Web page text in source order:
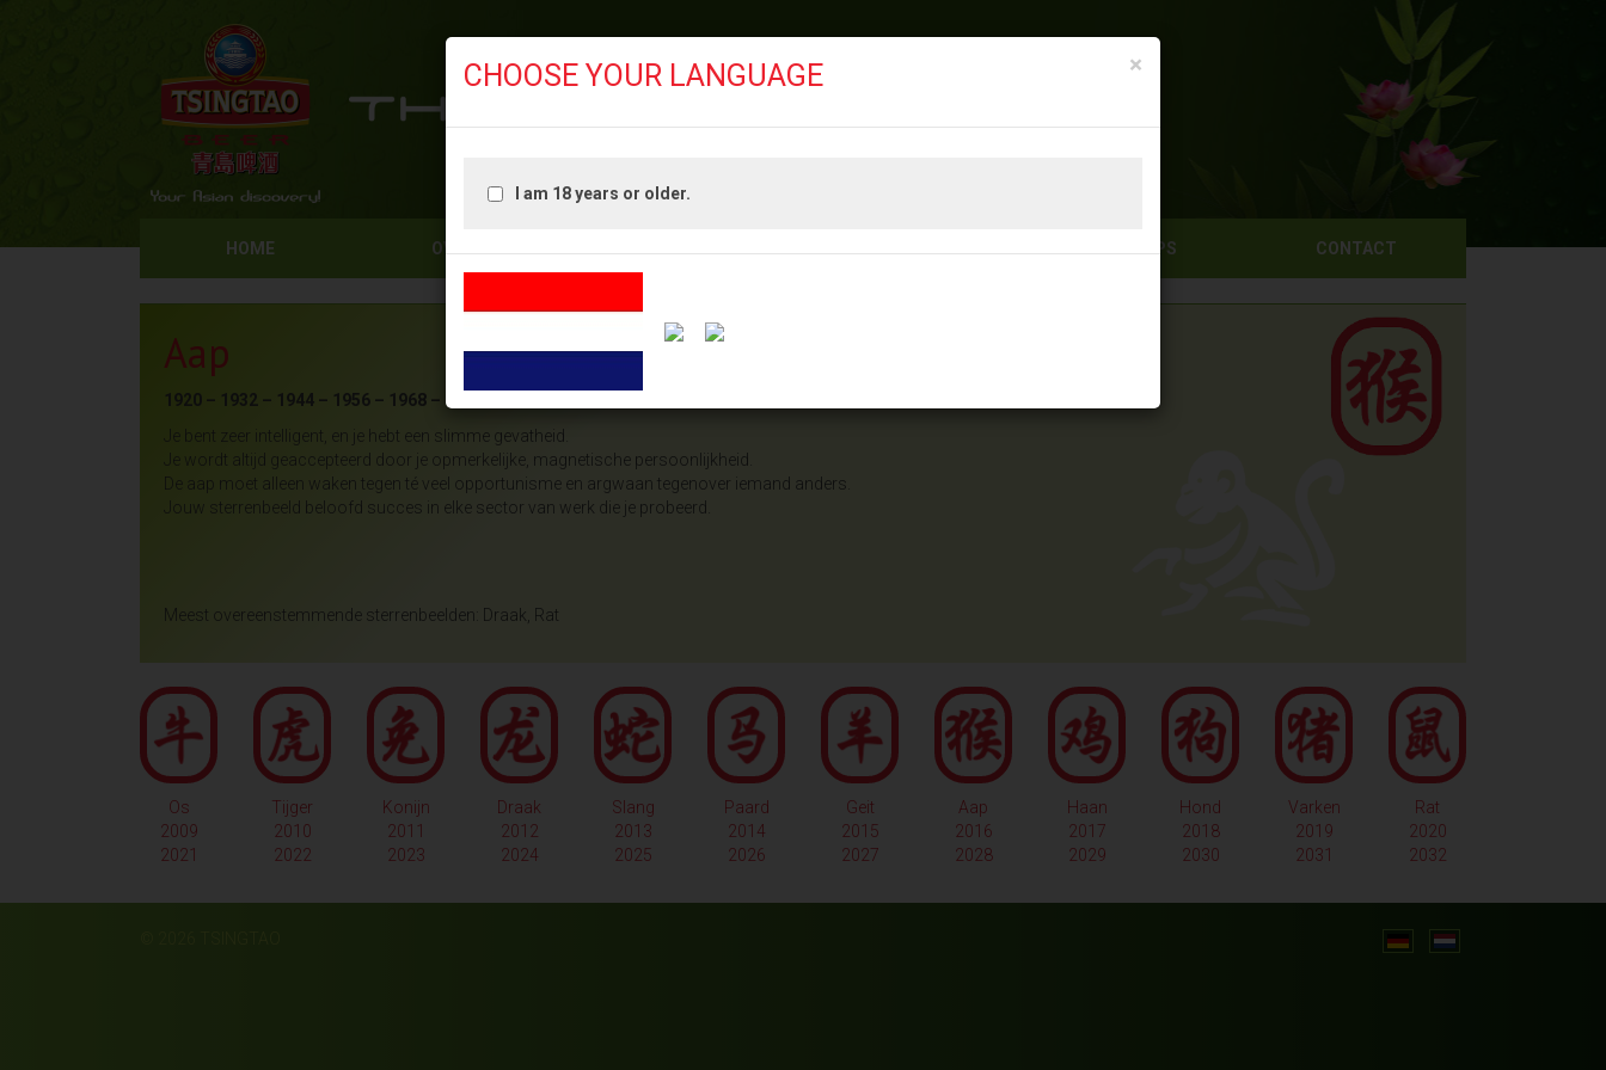
HOME OVER ONS PRODUCTEN DIERENRIEM KOOKTIPS CONTACT
Aap
1920 – 1932 – 1944 – 1956 – 1968 – 1980 – 1992 – 2004 - 2016
Je bent zeer intelligent, en je hebt een slimme gevatheid.
Je wordt altijd geaccepteerd door je opmerkelijke, magnetische persoonlijkheid.
De aap moet alleen waken tegen té veel opportunisme en argwaan tegenover iemand anders.
Jouw sterrenbeeld beloofd succes in elke sector van werk die je probeerd.
Meest overeenstemmende sterrenbeelden: Draak, Rat
Os
2009
2021
Tijger
2010
2022
Konijn
2011
2023
Draak
2012
2024
Slang
2013
2025
Paard
2014
2026
Geit
2015
2027
Aap
2016
2028
Haan
2017
2029
Hond
2018
2030
Varken
2019
2031
Rat
2020
2032
×
CHOOSE YOUR LANGUAGE
I am 18 years or older.